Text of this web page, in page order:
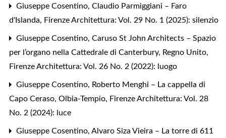
Giuseppe Cosentino, Claudio Parmiggiani – Faro
d'Islanda, Firenze Architettura: Vol. 29 No. 1 (2025): silenzio
Giuseppe Cosentino, Caruso St John Architects – Spazio
per l’organo nella Cattedrale di Canterbury, Regno Unito,
Firenze Architettura: Vol. 26 No. 2 (2022): luogo
Giuseppe Cosentino, Roberto Menghi – La cappella di
Capo Ceraso, Olbia-Tempio, Firenze Architettura: Vol. 28
No. 2 (2024): luce
Giuseppe Cosentino, Alvaro Siza Vieira – La torre di 611